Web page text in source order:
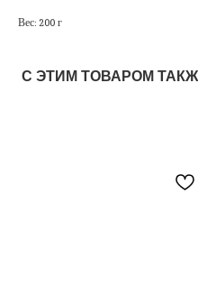
Вес: 200 г
С ЭТИМ ТОВАРОМ